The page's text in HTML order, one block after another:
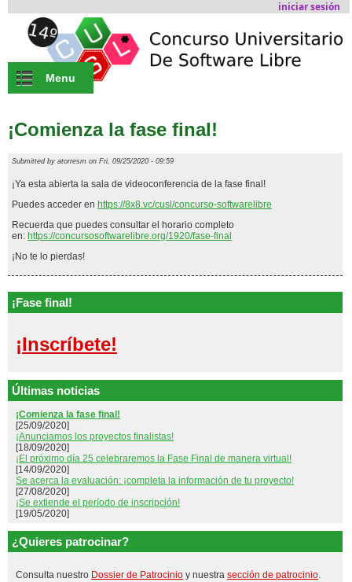
iniciar sesión
Menu
¡Comienza la fase final!
Submitted by atorresm on Fri, 09/25/2020 - 09:59
¡Ya esta abierta la sala de videoconferencia de la fase final!
Puedes acceder en https://8x8.vc/cusl/concurso-softwarelibre
Recuerda que puedes consultar el horario completo
en: https://concursosoftwarelibre.org/1920/fase-final
¡No te lo pierdas!
¡Fase final!
¡Inscríbete!
Últimas noticias
¡Comienza la fase final!
[25/09/2020]
¡Anunciamos los proyectos finalistas!
[18/09/2020]
¡El próximo día 25 celebraremos la Fase Final de manera virtual!
[14/09/2020]
Se acerca la evaluación: ¡completa la información de tu proyecto!
[27/08/2020]
¡Se extiende el período de inscripción!
[19/05/2020]
¿Quieres patrocinar?
Consulta nuestro Dossier de Patrocinio y nuestra sección de patrocinio